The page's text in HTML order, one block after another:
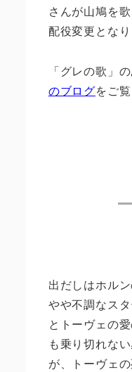
さんが山鳩を
配役変更となり
「グレの歌」
のブログをご
出だしはホル
やや不調なス
とトーヴェの
も乗り切れな
が、トーヴェ